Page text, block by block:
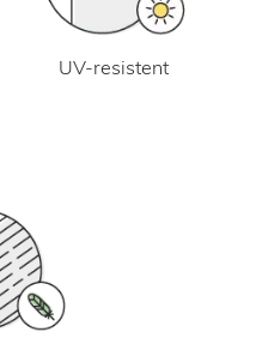
UV-resistent